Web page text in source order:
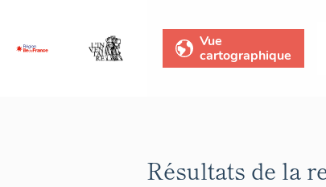
Vue
cartographique
Résultats de la